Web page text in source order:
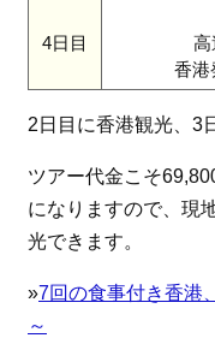
4日目
高
香港
2日目に香港観光、3
ツアー代金こそ
になりますので、現
光できます。
»7回の食事付き香港
～